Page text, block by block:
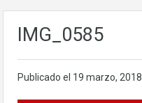
IMG_0585
Publicado el 19 marzo, 2018